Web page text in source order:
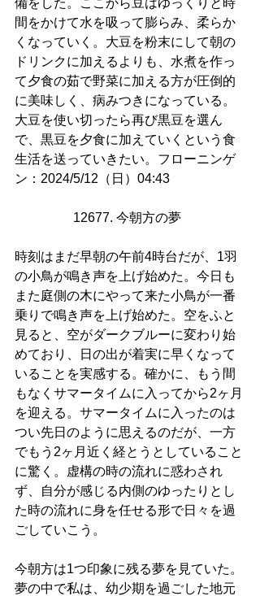
間をかけて水を吸って膨らみ、柔らか
くなっていく。大豆を粉末にして朝の
ドリンクに加えるよりも、水煮を作っ
て夕食の茹で野菜に加える方が圧倒的
に美味しく、病みつきになっている。
大豆を使い切ったら再び黒豆を選ん
で、黒豆を夕食に加えていくという食
生活を送っていきたい。フローニンゲ
ン：2024/5/12（日）04:43
12677. 今朝方の夢
時刻はまだ早朝の午前4時台だが、1羽
の小鳥が鳴き声を上げ始めた。今日も
また庭側の木にやって来た小鳥が一番
乗りで鳴き声を上げ始めた。空をふと
見ると、空がダークブルーに変わり始
めており、日の出が着実に早くなって
いることを実感する。確かに、もう間
もなくサマータイムに入ってから2ヶ月
を迎える。サマータイムに入ったのは
つい先日のように思えるのだが、一方
でもう2ヶ月近く経とうとしていること
に驚く。虚構の時の流れに惑わされ
ず、自分が感じる内側のゆったりとし
た時の流れに身を任せる形で日々を過
ごしていこう。
今朝方は1つ印象に残る夢を見ていた。
夢の中で私は、幼少期を過ごした地元